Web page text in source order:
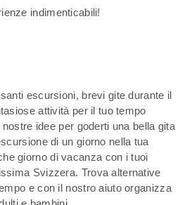
indimenticabili!
escursioni, brevi gite durante il
attività per il tuo tempo
idee per goderti una bella gita
di un giorno nella tua
giorno di vacanza con i tuoi
Svizzera. Trova alternative
e con il nostro aiuto organizza